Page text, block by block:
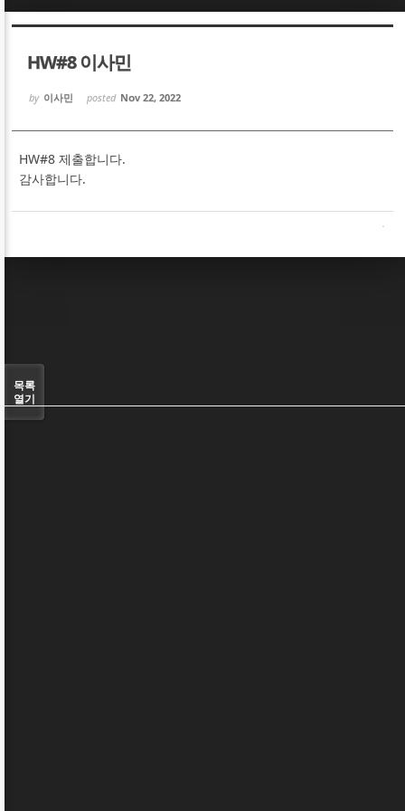
HW#8 이사민
by 이사민 posted Nov 22, 2022
HW#8 제출합니다.
감사합니다.
목록
열기
Sketchbook5, 스케치북5
Sketchbook5, 스케치북5
Sketchbook5, 스케치북5
Sketchbook5, 스케치북5